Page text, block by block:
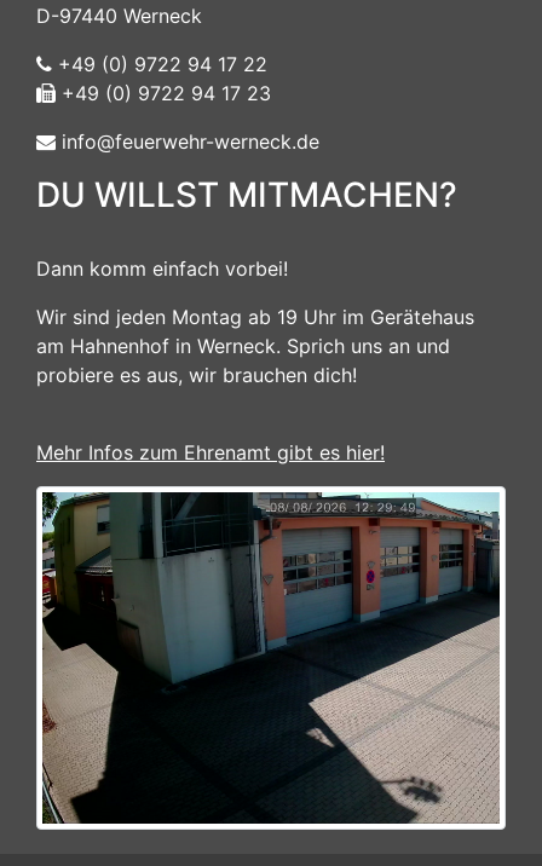
D-97440 Werneck
+49 (0) 9722 94 17 22
+49 (0) 9722 94 17 23
info@feuerwehr-werneck.de
DU WILLST MITMACHEN?
Dann komm einfach vorbei!
Wir sind jeden Montag ab 19 Uhr im Gerätehaus
am Hahnenhof in Werneck. Sprich uns an und
probiere es aus, wir brauchen dich!
Mehr Infos zum Ehrenamt gibt es hier!